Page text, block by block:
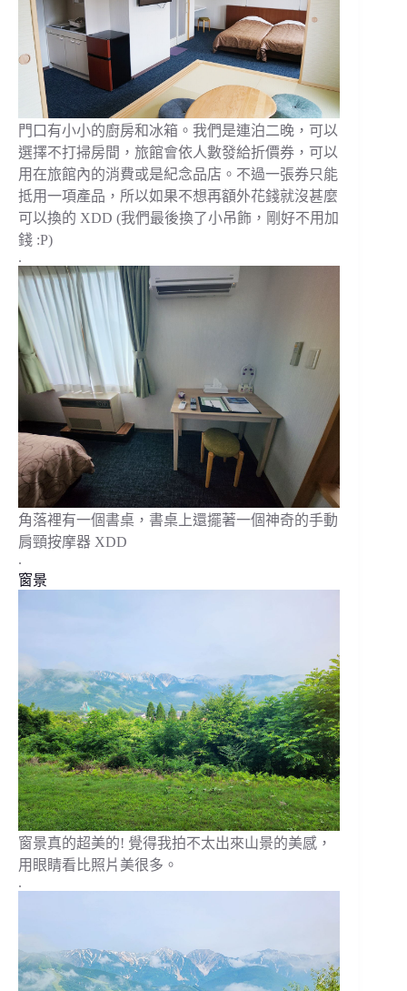
門口有小小的廚房和冰箱。我們是連泊二晚，可以
選擇不打掃房間，旅館會依人數發給折價券，可以
用在旅館內的消費或是紀念品店。不過一張券只能
抵用一項產品，所以如果不想再額外花錢就沒甚麼
可以換的 XDD (我們最後換了小吊飾，剛好不用加
錢 :P)
.
角落裡有一個書桌，書桌上還擺著一個神奇的手動
肩頸按摩器 XDD
.
窗景
窗景真的超美的! 覺得我拍不太出來山景的美感，
用眼睛看比照片美很多。
.